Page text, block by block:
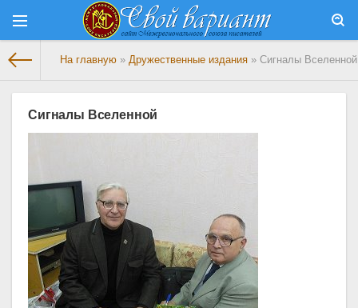
На главную » Дружественные издания » Сигналы Вселенной
Сигналы Вселенной